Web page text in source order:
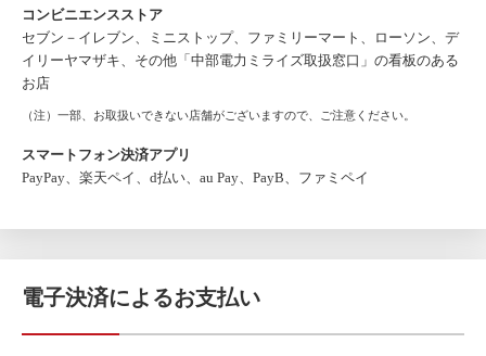
コンビニエンスストア
セブン－イレブン、ミニストップ、ファミリーマート、ローソン、デ
イリーヤマザキ、その他「中部電力ミライズ取扱窓口」の看板のある
お店
（注）一部、お取扱いできない店舗がございますので、ご注意ください。
スマートフォン決済アプリ
PayPay、楽天ペイ、d払い、au Pay、PayB、ファミペイ
電子決済によるお支払い